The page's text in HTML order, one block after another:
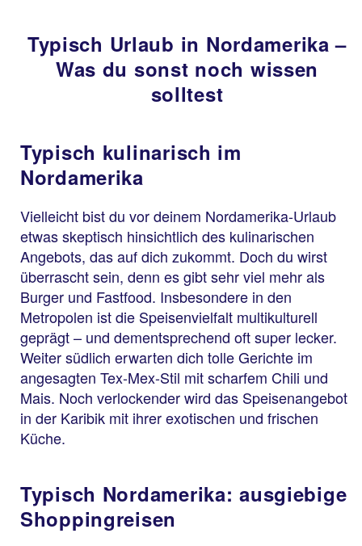
Typisch Urlaub in Nordamerika –
Was du sonst noch wissen
solltest
Typisch kulinarisch im
Nordamerika
Vielleicht bist du vor deinem Nordamerika-Urlaub
etwas skeptisch hinsichtlich des kulinarischen
Angebots, das auf dich zukommt. Doch du wirst
überrascht sein, denn es gibt sehr viel mehr als
Burger und Fastfood. Insbesondere in den
Metropolen ist die Speisenvielfalt multikulturell
geprägt – und dementsprechend oft super lecker.
Weiter südlich erwarten dich tolle Gerichte im
angesagten Tex-Mex-Stil mit scharfem Chili und
Mais. Noch verlockender wird das Speisenangebot
in der Karibik mit ihrer exotischen und frischen
Küche.
Typisch Nordamerika: ausgiebige
Shoppingreisen